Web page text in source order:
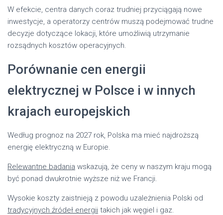
W efekcie, centra danych coraz trudniej przyciągają nowe
inwestycje, a operatorzy centrów muszą podejmować trudne
decyzje dotyczące lokacji, które umożliwią utrzymanie
rozsądnych kosztów operacyjnych.
Porównanie cen energii
elektrycznej w Polsce i w innych
krajach europejskich
Według prognoz na 2027 rok, Polska ma mieć najdroższą
energię elektryczną w Europie.
Relewantne badania wskazują, że ceny w naszym kraju mogą
być ponad dwukrotnie wyższe niż we Francji.
Wysokie koszty zaistnieją z powodu uzależnienia Polski od
tradycyjnych źródeł energii takich jak węgiel i gaz.